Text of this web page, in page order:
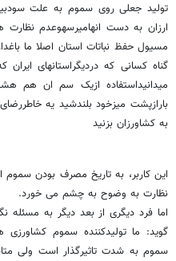
تولید جعلی روی سموم به علت
ارزان به دست انهامیرسهوعدم نظارت
مسیول حفظ نباتات استان اصلا ما
گناه کسانی که دردیگراستانهای
میدانیداستفاده ازیک سم ان هم
بارازپشت میزخود بلندشید یه
به کشاورزان بزنید
این کاربر، به تاریخ مصرف بودن
نظارت به وضوح به چشم می خورد.
اما فرد دیگری از بعد دیگر به
سموم به شدت تاثیرگذار است ولی